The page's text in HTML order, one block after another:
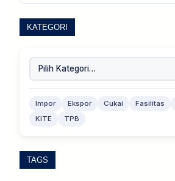
KATEGORI
Impor Ekspor Cukai Fasilitas
KITE
TPB
TAGS